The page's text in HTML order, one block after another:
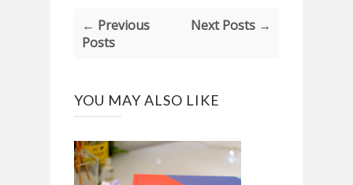
← Previous
Posts
Next Posts →
YOU MAY ALSO LIKE